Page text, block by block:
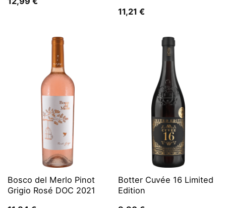
11,21 €
Bosco del Merlo Pinot
Grigio Rosé DOC 2021
Botter Cuvée 16 Limited
Edition